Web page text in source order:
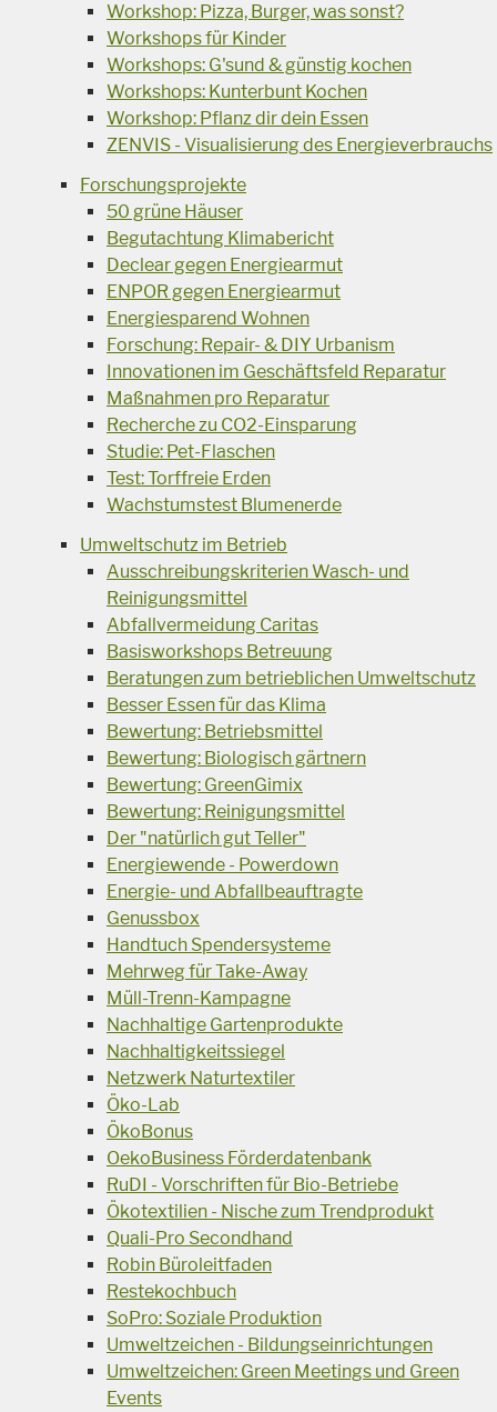
Workshop: Pizza, Burger, was sonst?
Workshops für Kinder
Workshops: G'sund & günstig kochen
Workshops: Kunterbunt Kochen
Workshop: Pflanz dir dein Essen
ZENVIS - Visualisierung des Energieverbrauchs
Forschungsprojekte
50 grüne Häuser
Begutachtung Klimabericht
Declear gegen Energiearmut
ENPOR gegen Energiearmut
Energiesparend Wohnen
Forschung: Repair- & DIY Urbanism
Innovationen im Geschäftsfeld Reparatur
Maßnahmen pro Reparatur
Recherche zu CO2-Einsparung
Studie: Pet-Flaschen
Test: Torffreie Erden
Wachstumstest Blumenerde
Umweltschutz im Betrieb
Ausschreibungskriterien Wasch- und
Reinigungsmittel
Abfallvermeidung Caritas
Basisworkshops Betreuung
Beratungen zum betrieblichen Umweltschutz
Besser Essen für das Klima
Bewertung: Betriebsmittel
Bewertung: Biologisch gärtnern
Bewertung: GreenGimix
Bewertung: Reinigungsmittel
Der "natürlich gut Teller"
Energiewende - Powerdown
Energie- und Abfallbeauftragte
Genussbox
Handtuch Spendersysteme
Mehrweg für Take-Away
Müll-Trenn-Kampagne
Nachhaltige Gartenprodukte
Nachhaltigkeitssiegel
Netzwerk Naturtextiler
Öko-Lab
ÖkoBonus
OekoBusiness Förderdatenbank
RuDI - Vorschriften für Bio-Betriebe
Ökotextilien - Nische zum Trendprodukt
Quali-Pro Secondhand
Robin Büroleitfaden
Restekochbuch
SoPro: Soziale Produktion
Umweltzeichen - Bildungseinrichtungen
Umweltzeichen: Green Meetings und Green
Events